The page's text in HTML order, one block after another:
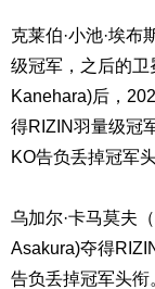
克莱伯·小池·埃
级冠军，之后的
Kanehara)后，
得RIZIN羽量级冠
KO告负丢掉冠军
乌加尔·卡马莫夫
Asakura)夺得
告负丢掉冠军头